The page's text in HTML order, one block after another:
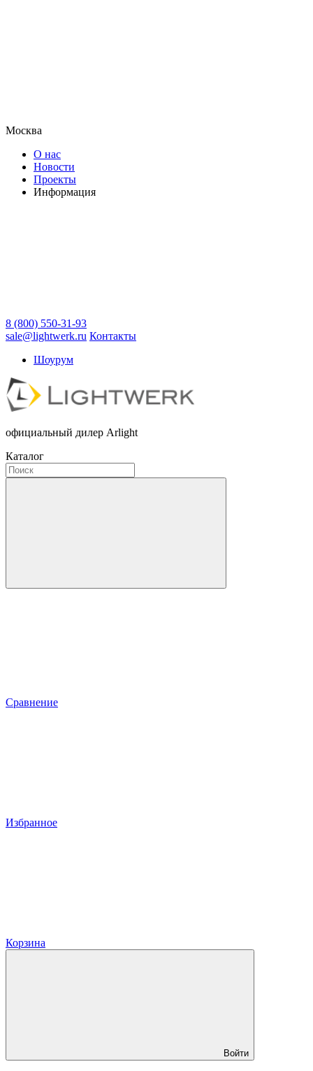
Москва
О нас
Новости
Проекты
Информация
8 (800) 550-31-93
sale@lightwerk.ru Контакты
Шоурум
официальный дилер Arlight
Каталог
Сравнение
Избранное
Корзина
Войти